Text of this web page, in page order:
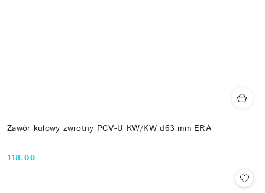
Zawór kulowy zwrotny PCV-U KW/KW d63 mm ERA
Cena:
118.00